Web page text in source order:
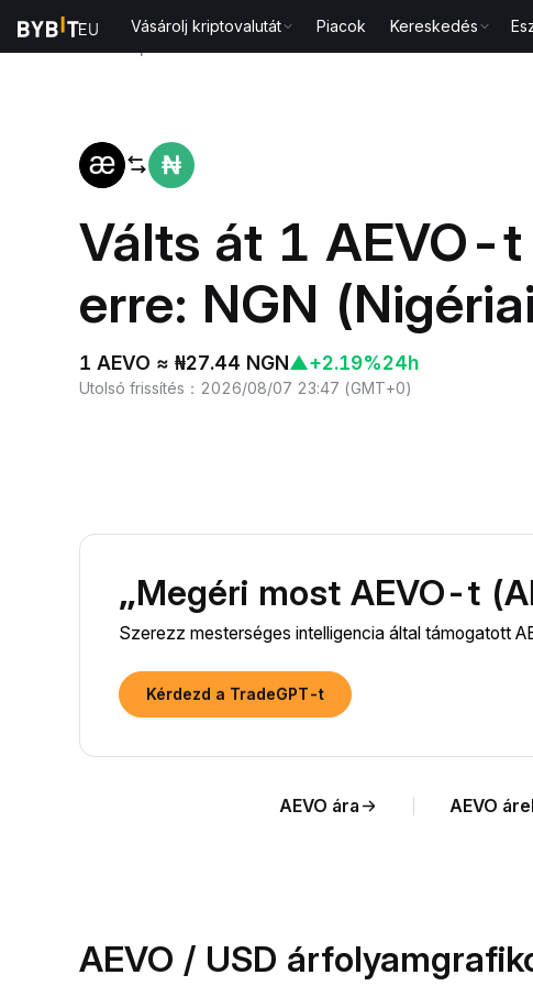
Vásárolj kriptovalutát Piacok Kereskedés
Válts át 1 AEVO-t
erre: NGN
1 AEVO ≈ ₦27.44 NGN▲+2.19%24h
Utolsó frissítés ： 2026/08/07 23:47 (GMT+0)
„Megéri most AEVO-t
Szerezz mesterséges intelligencia által támogatott
Kérdezd a TradeGPT-t
AEVO ára AEVO
AEVO / USD